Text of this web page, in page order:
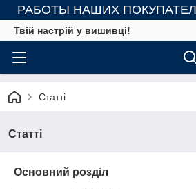
РАБОТЫ НАШИХ
Твій настрій у вишивці!
Статті
Статті
Основний розділ